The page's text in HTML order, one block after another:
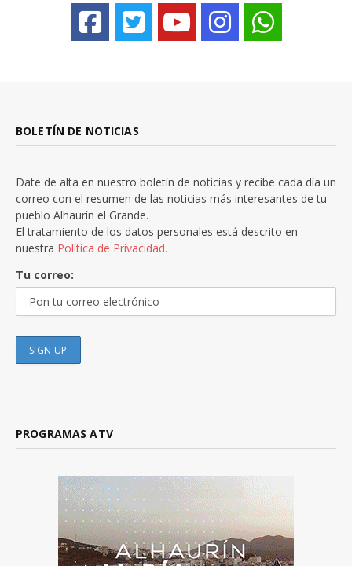
BOLETÍN DE NOTICIAS
Date de alta en nuestro boletín de noticias y recibe cada día un
correo con el resumen de las noticias más interesantes de tu
pueblo Alhaurín el Grande.
El tratamiento de los datos personales está descrito en
nuestra Política de Privacidad.
Tu correo:
PROGRAMAS ATV